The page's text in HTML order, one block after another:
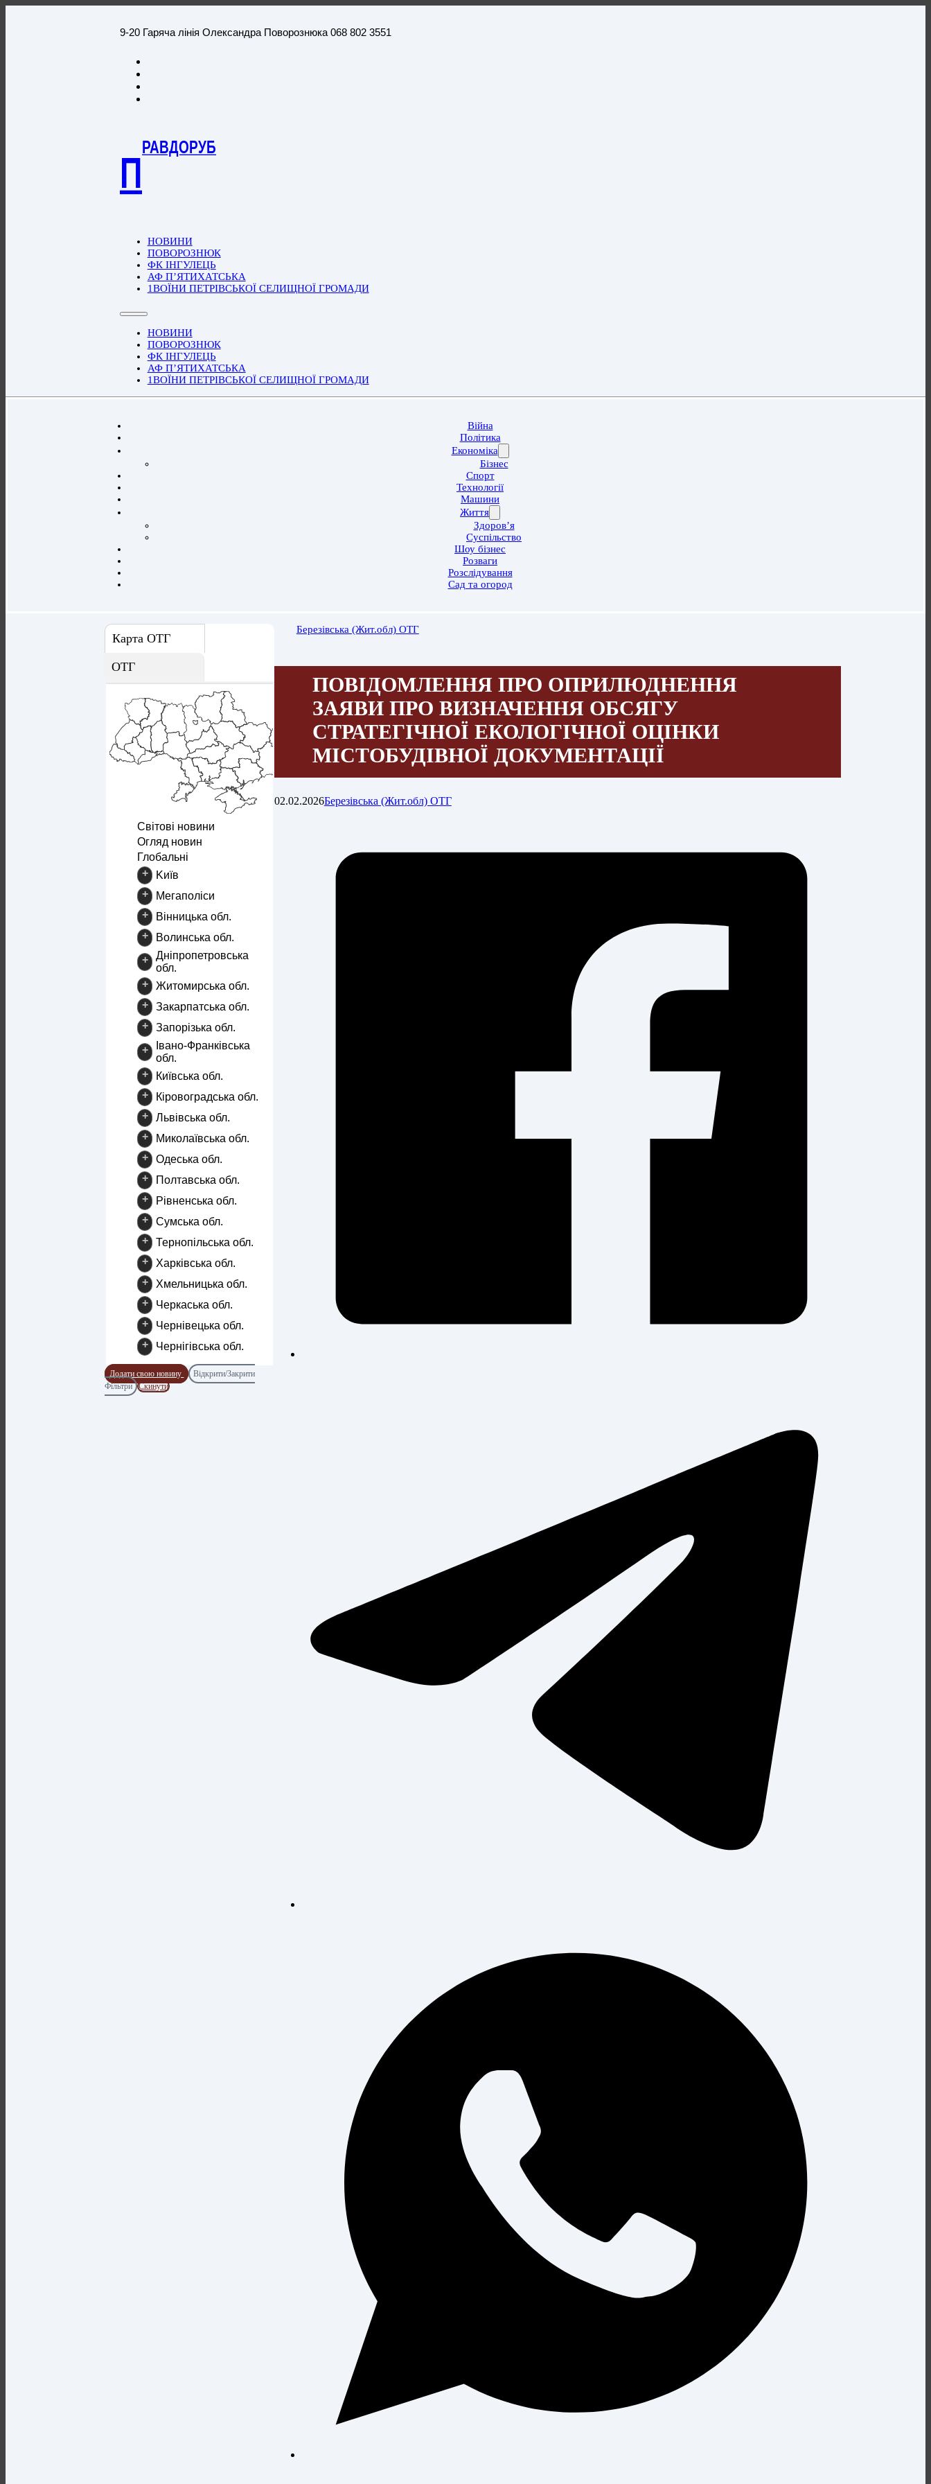
9-20 Гаряча лінія Олександра Поворознюка 068 802 3551
П
РАВДОРУБ
НОВИНИ
ПОВОРОЗНЮК
ФК ІНГУЛЕЦЬ
АФ П’ЯТИХАТСЬКА
1ВОЇНИ ПЕТРІВСЬКОЇ СЕЛИЩНОЇ ГРОМАДИ
НОВИНИ
ПОВОРОЗНЮК
ФК ІНГУЛЕЦЬ
АФ П’ЯТИХАТСЬКА
1ВОЇНИ ПЕТРІВСЬКОЇ СЕЛИЩНОЇ ГРОМАДИ
Війна
Політика
Економіка
Бізнес
Спорт
Технології
Машини
Життя
Здоров’я
Суспільство
Шоу бізнес
Розваги
Розслідування
Сад та огород
Карта ОТГ
ОТГ
Світові новини
Огляд новин
Глобальні
+
Kиїв
+
Mегаполіси
+
Вінницька обл.
+
Волинська обл.
+
Дніпропетровська
обл.
+
Житомирська обл.
+
Закарпатська обл.
+
Запорізька обл.
+
Івано-Франківська
обл.
+
Київська обл.
+
Кіровоградська обл.
+
Львівська обл.
+
Миколаївська обл.
+
Одеська обл.
+
Полтавська обл.
+
Рівненська обл.
+
Сумська обл.
+
Тернопільська обл.
+
Харківська обл.
+
Хмельницька обл.
+
Черкаська обл.
+
Чернівецька обл.
+
Чернігівська обл.
Додати свою новину
Відкрити/Закрити
Фільтри
Скинути
Березівська (Жит.обл) ОТГ
ПОВІДОМЛЕННЯ ПРО ОПРИЛЮДНЕННЯ
ЗАЯВИ ПРО ВИЗНАЧЕННЯ ОБСЯГУ
СТРАТЕГІЧНОЇ ЕКОЛОГІЧНОЇ ОЦІНКИ
МІСТОБУДІВНОЇ ДОКУМЕНТАЦІЇ
02.02.2026Березівська (Жит.обл) ОТГ